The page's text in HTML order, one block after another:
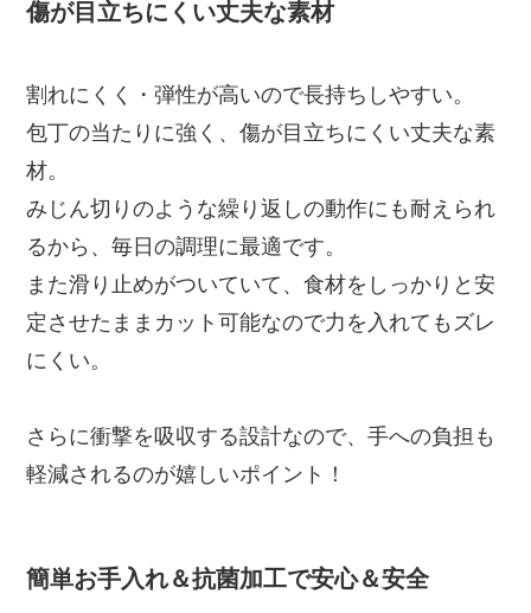
傷が目立ちにくい丈夫な素材
割れにくく・弾性が高いので長持ちしやすい。
包丁の当たりに強く、傷が目立ちにくい丈夫な素
材。
みじん切りのような繰り返しの動作にも耐えられ
るから、毎日の調理に最適です。
また滑り止めがついていて、食材をしっかりと安
定させたままカット可能なので力を入れてもズレ
にくい。
さらに衝撃を吸収する設計なので、手への負担も
軽減されるのが嬉しいポイント！
簡単お手入れ＆抗菌加工で安心＆安全